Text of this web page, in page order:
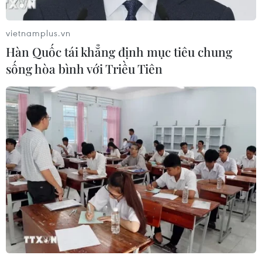
Chủ tịch Trung Quốc mở tiệc chiêu đãi
lãnh đạo các nước dự Olympic
05/02/2022 10:46
Đây là lần hiếm hoi Chủ tịch Trung Quốc tiếp xúc trực
tiếp với các nhà lãnh đạo thế giới kể từ khi đại dịch
COVID-19 bùng phát vào cuối năm 2019.
vietnamplus.vn
Hàn Quốc tái khẳng định mục tiêu chung
sống hòa bình với Triều Tiên